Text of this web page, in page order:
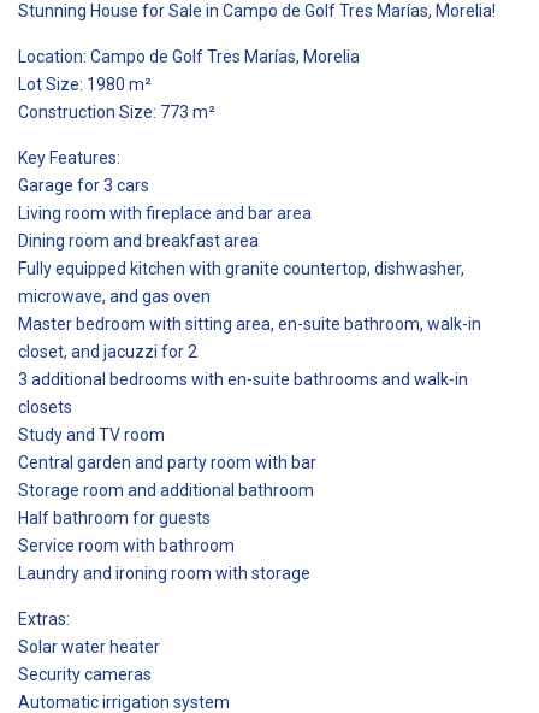
Stunning House for Sale in Campo de Golf Tres Marías, Morelia!
Location: Campo de Golf Tres Marías, Morelia
Lot Size: 1980 m²
Construction Size: 773 m²
Key Features:
Garage for 3 cars
Living room with fireplace and bar area
Dining room and breakfast area
Fully equipped kitchen with granite countertop, dishwasher,
microwave, and gas oven
Master bedroom with sitting area, en-suite bathroom, walk-in
closet, and jacuzzi for 2
3 additional bedrooms with en-suite bathrooms and walk-in
closets
Study and TV room
Central garden and party room with bar
Storage room and additional bathroom
Half bathroom for guests
Service room with bathroom
Laundry and ironing room with storage
Extras:
Solar water heater
Security cameras
Automatic irrigation system